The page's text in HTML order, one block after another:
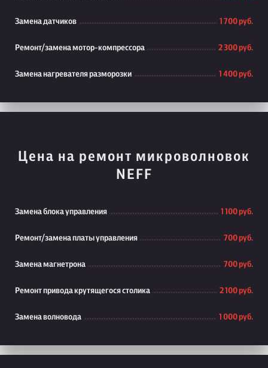
Замена датчиков 1 700 руб.
Ремонт/замена мотор-компрессора 2 300 руб.
Замена нагревателя разморозки 1 400 руб.
Цена на ремонт микроволновок
NEFF
Замена блока управления 1 100 руб.
Ремонт/замена платы управления 700 руб.
Замена магнетрона 700 руб.
Ремонт привода крутящегося столика 2 100 руб.
Замена волновода 1 000 руб.